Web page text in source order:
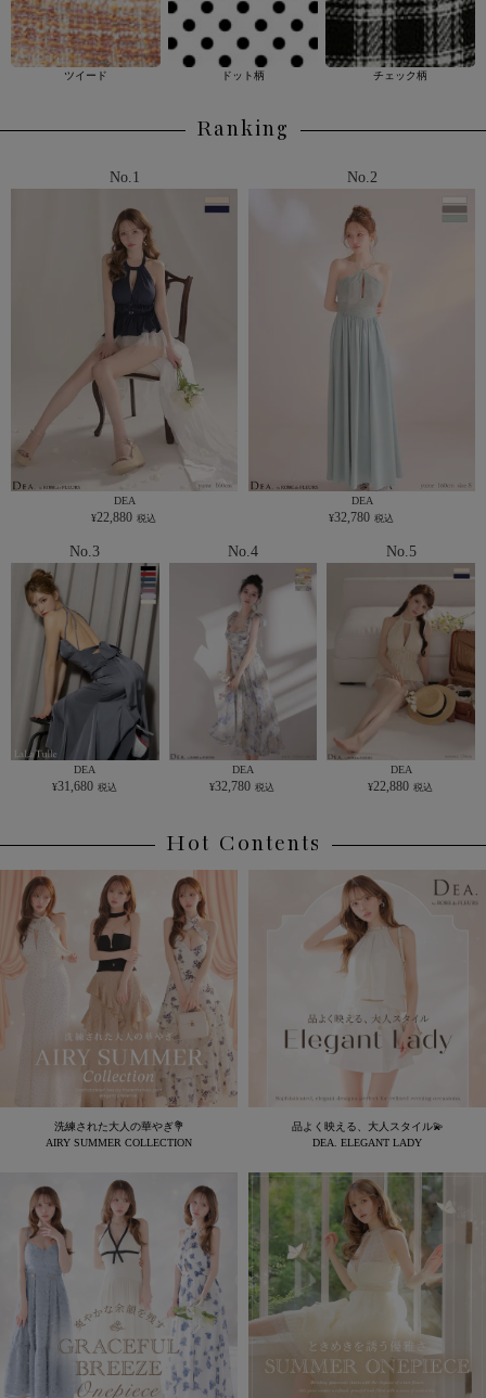
ツイード ドット柄 チェック柄
Ranking
No.1
DEA
22,880
No.2
DEA
32,780
No.3
DEA
31,680
No.4
DEA
32,780
No.5
DEA
22,880
Hot Contents
洗練された大人の華やぎ💐
AIRY SUMMER COLLECTION
品よく映える、大人スタイル💫
DEA. ELEGANT LADY